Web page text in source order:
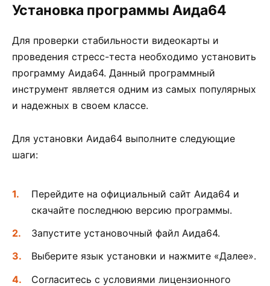
Установка программы Аида64
Для проверки стабильности видеокарты и
проведения стресс-теста необходимо установить
программу Аида64. Данный программный
инструмент является одним из самых популярных
и надежных в своем классе.
Для установки Аида64 выполните следующие
шаги:
Перейдите на официальный сайт Аида64 и
скачайте последнюю версию программы.
Запустите установочный файл Аида64.
Выберите язык установки и нажмите «Далее».
Согласитесь с условиями лицензионного